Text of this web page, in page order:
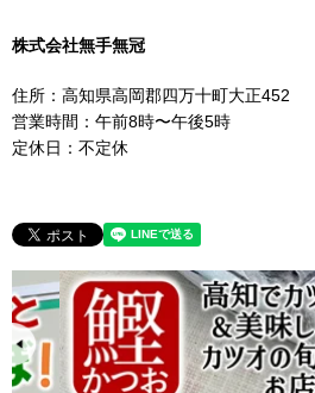
株式会社無手無冠
住所：高知県高岡郡四万十町大正452
営業時間：午前8時〜午後5時
定休日：不定休